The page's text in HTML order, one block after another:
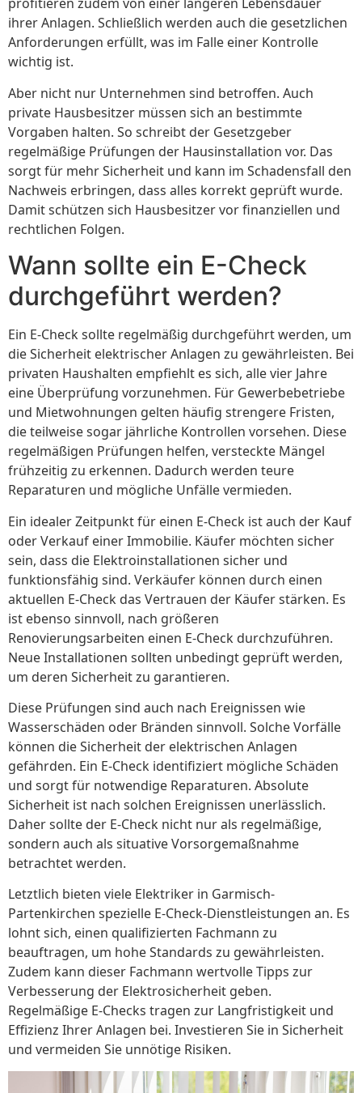
ihrer Anlagen. Schließlich werden auch die gesetzlichen
Anforderungen erfüllt, was im Falle einer Kontrolle
wichtig ist.
Aber nicht nur Unternehmen sind betroffen. Auch
private Hausbesitzer müssen sich an bestimmte
Vorgaben halten. So schreibt der Gesetzgeber
regelmäßige Prüfungen der Hausinstallation vor. Das
sorgt für mehr Sicherheit und kann im Schadensfall den
Nachweis erbringen, dass alles korrekt geprüft wurde.
Damit schützen sich Hausbesitzer vor finanziellen und
rechtlichen Folgen.
Wann sollte ein E-Check
durchgeführt werden?
Ein E-Check sollte regelmäßig durchgeführt werden, um
die Sicherheit elektrischer Anlagen zu gewährleisten. Bei
privaten Haushalten empfiehlt es sich, alle vier Jahre
eine Überprüfung vorzunehmen. Für Gewerbebetriebe
und Mietwohnungen gelten häufig strengere Fristen,
die teilweise sogar jährliche Kontrollen vorsehen. Diese
regelmäßigen Prüfungen helfen, versteckte Mängel
frühzeitig zu erkennen. Dadurch werden teure
Reparaturen und mögliche Unfälle vermieden.
Ein idealer Zeitpunkt für einen E-Check ist auch der Kauf
oder Verkauf einer Immobilie. Käufer möchten sicher
sein, dass die Elektroinstallationen sicher und
funktionsfähig sind. Verkäufer können durch einen
aktuellen E-Check das Vertrauen der Käufer stärken. Es
ist ebenso sinnvoll, nach größeren
Renovierungsarbeiten einen E-Check durchzuführen.
Neue Installationen sollten unbedingt geprüft werden,
um deren Sicherheit zu garantieren.
Diese Prüfungen sind auch nach Ereignissen wie
Wasserschäden oder Bränden sinnvoll. Solche Vorfälle
können die Sicherheit der elektrischen Anlagen
gefährden. Ein E-Check identifiziert mögliche Schäden
und sorgt für notwendige Reparaturen. Absolute
Sicherheit ist nach solchen Ereignissen unerlässlich.
Daher sollte der E-Check nicht nur als regelmäßige,
sondern auch als situative Vorsorgemaßnahme
betrachtet werden.
Letztlich bieten viele Elektriker in Garmisch-
Partenkirchen spezielle E-Check-Dienstleistungen an. Es
lohnt sich, einen qualifizierten Fachmann zu
beauftragen, um hohe Standards zu gewährleisten.
Zudem kann dieser Fachmann wertvolle Tipps zur
Verbesserung der Elektrosicherheit geben.
Regelmäßige E-Checks tragen zur Langfristigkeit und
Effizienz Ihrer Anlagen bei. Investieren Sie in Sicherheit
und vermeiden Sie unnötige Risiken.